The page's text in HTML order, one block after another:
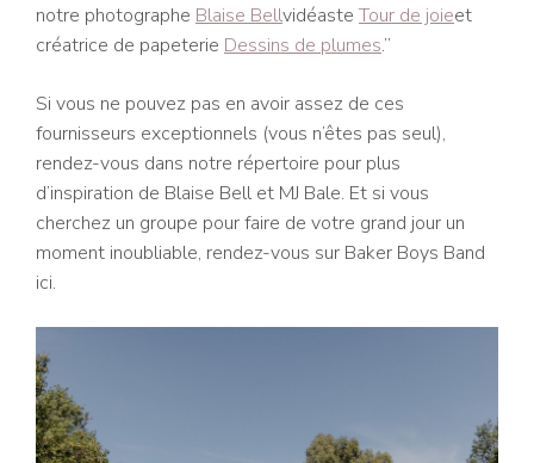
notre photographe Blaise Bellvidéaste Tour de joieet
créatrice de papeterie Dessins de plumes.”
Si vous ne pouvez pas en avoir assez de ces
fournisseurs exceptionnels (vous n’êtes pas seul),
rendez-vous dans notre répertoire pour plus
d’inspiration de Blaise Bell et MJ Bale. Et si vous
cherchez un groupe pour faire de votre grand jour un
moment inoubliable, rendez-vous sur Baker Boys Band
ici.